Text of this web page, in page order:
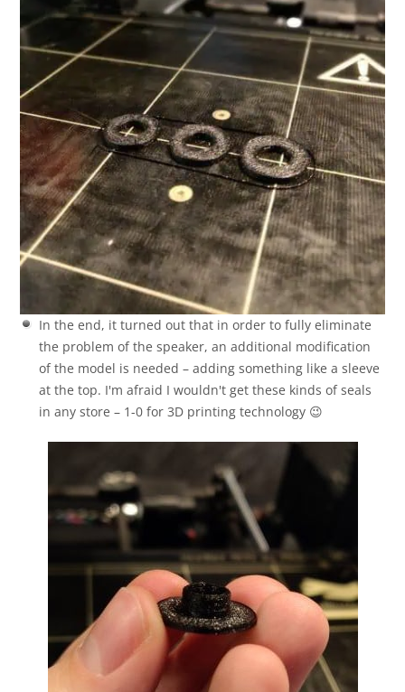
In the end, it turned out that in order to fully eliminate
the problem of the speaker, an additional modification
of the model is needed – adding something like a sleeve
at the top. I'm afraid I wouldn't get these kinds of seals
in any store – 1-0 for 3D printing technology 😉